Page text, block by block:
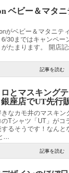
ベビー＆マタ
がベビー＆マタニテ
6/30まではキャンペー
たまります。 開店
記事を読む
とマスキング
座店でUT先行
なカモ井のマスキン
Tシャツ「UT」がコ
るそうです！なん
...
記事を読む